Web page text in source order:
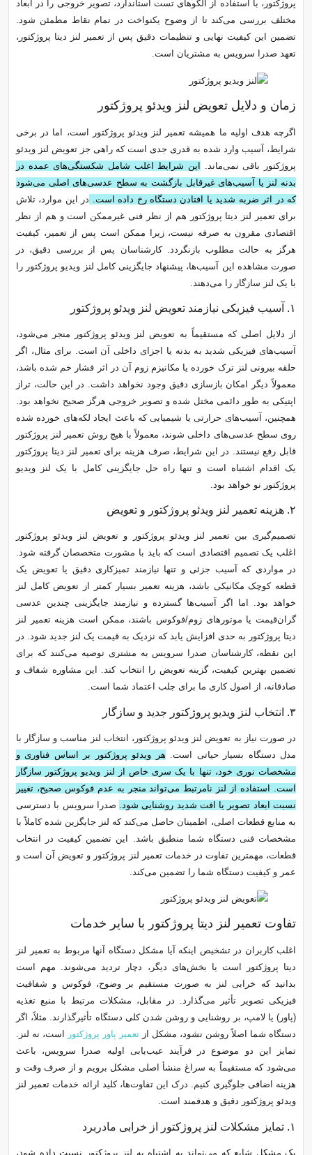
پروژکتور، با استفاده از الگوهای تست استاندارد، تصویر خروجی را در ابعاد
مختلف بررسی می‌کند تا از وضوح یکنواخت در تمام نقاط مطمئن شود.
تضمین این کیفیت نهایی و تنظیمات دقیق پس از تعمیر لنز دیتا پروژکتور،
تعهد صدرا سرویس به مشتریان است.
زمان و دلایل تعویض لنز ویدئو پروژکتور
اگرچه هدف اولیه ما همیشه تعمیر لنز ویدئو پروژکتور است، اما در برخی
شرایط، آسیب وارد شده به قدری جدی است که راهی جز تعویض لنز ویدئو
پروژکتور باقی نمی‌ماند. این شرایط اغلب شامل شکستگی‌های عمده در
بدنه لنز یا آسیب‌های غیرقابل بازگشت به سطح عدسی‌های اصلی می‌شود
که در اثر ضربه شدید یا افتادن دستگاه رخ داده است. در این موارد، تلاش
برای تعمیر لنز دیتا پروژکتور هم از نظر فنی غیرممکن است و هم از نظر
اقتصادی مقرون به صرفه نیست، زیرا ممکن است پس از تعمیر، کیفیت
هرگز به حالت مطلوب بازنگردد. کارشناسان پس از بررسی دقیق، در
صورت مشاهده این آسیب‌ها، پیشنهاد جایگزینی کامل لنز ویدیو پروژکتور را
با یک لنز سازگار را می‌دهند.
۱. آسیب‌ فیزیکی نیازمند تعویض لنز ویدئو پروژکتور
از دلایل اصلی که مستقیماً به تعویض لنز ویدئو پروژکتور منجر می‌شود،
آسیب‌های فیزیکی شدید به بدنه یا اجزای داخلی آن است. برای مثال، اگر
حلقه بیرونی لنز ترک خورده یا مکانیزم زوم آن در اثر فشار خم شده باشد،
معمولاً دیگر امکان بازسازی دقیق وجود نخواهد داشت. در این حالت، تراز
اپتیکی به طور دائمی مختل شده و تصویر خروجی هرگز صحیح نخواهد بود.
همچنین، آسیب‌های حرارتی یا شیمیایی که باعث ایجاد لکه‌های خورده شده
روی سطح عدسی‌های داخلی شوند، معمولاً با هیچ روش تعمیر لنز پروژکتور
قابل رفع نیستند. در این شرایط، صرف هزینه برای تعمیر لنز دیتا پروژکتور
یک اقدام اشتباه است و تنها راه حل جایگزینی کامل با یک لنز ویدیو
پروژکتور نو خواهد بود.
۲. هزینه تعمیر لنز ویدئو پروژکتور و تعویض
تصمیم‌گیری بین تعمیر لنز ویدئو پروژکتور و تعویض لنز ویدئو پروژکتور
اغلب یک تصمیم اقتصادی است که باید با مشورت متخصصان گرفته شود.
در مواردی که آسیب جزئی و تنها نیازمند تمیزکاری دقیق یا تعویض یک
قطعه کوچک مکانیکی باشد، هزینه تعمیر بسیار کمتر از تعویض کامل لنز
خواهد بود. اما اگر آسیب‌ها گسترده و نیازمند جایگزینی چندین عدسی
گران‌قیمت یا موتورهای زوم/فوکوس باشند، ممکن است هزینه تعمیر لنز
دیتا پروژکتور به حدی افزایش یابد که نزدیک به قیمت یک لنز جدید شود. در
این نقطه، کارشناسان صدرا سرویس به مشتری توصیه می‌کنند که برای
تضمین بهترین کیفیت، گزینه تعویض را انتخاب کند. این مشاوره شفاف و
صادقانه، از اصول کاری ما برای جلب اعتماد شما است.
۳. انتخاب لنز ویدیو پروژکتور جدید و سازگار
در صورت نیاز به تعویض لنز ویدئو پروژکتور، انتخاب لنز مناسب و سازگار با
مدل دستگاه بسیار حیاتی است. هر ویدئو پروژکتور بر اساس فناوری و
مشخصات نوری خود، تنها با یک سری خاص از لنز ویدیو پروژکتور سازگار
است. استفاده از لنز نامرتبط می‌تواند منجر به عدم فوکوس صحیح، تغییر
نسبت ابعاد تصویر یا افت شدید روشنایی شود.
صدرا سرویس با دسترسی
به منابع قطعات اصلی، اطمینان حاصل می‌کند که لنز جایگزین شده کاملاً با
مشخصات فنی دستگاه شما منطبق باشد. این تضمین کیفیت در انتخاب
قطعات، مهمترین تفاوت در خدمات تعمیر لنز پروژکتور و تعویض آن است و
عمر و کیفیت دستگاه شما را تضمین می‌کند.
تفاوت تعمیر لنز دیتا پروژکتور با سایر خدمات
اغلب کاربران در تشخیص اینکه آیا مشکل دستگاه آنها مربوط به تعمیر لنز
دیتا پروژکتور است یا بخش‌های دیگر، دچار تردید می‌شوند. مهم است
بدانید که خرابی لنز به صورت مستقیم بر وضوح، فوکوس و شفافیت
فیزیکی تصویر تأثیر می‌گذارد. در مقابل، مشکلات مرتبط با منبع تغذیه
(پاور) یا لامپ، بر روشنایی و روشن شدن کلی دستگاه تأثیرگذارند. مثلاً، اگر
دستگاه شما اصلاً روشن نشود، مشکل از تعمیر پاور پروژکتور
است، نه لنز.
تمایز این دو موضوع در فرآیند عیب‌یابی اولیه صدرا سرویس، باعث
می‌شود که مستقیماً به سراغ منشأ اصلی مشکل برویم و از صرف وقت و
هزینه اضافی جلوگیری کنیم. درک این تفاوت‌ها، کلید ارائه خدمات تعمیر لنز
ویدئو پروژکتور دقیق و هدفمند است.
۱. تمایز مشکلات لنز پروژکتور از خرابی‌ مادربرد
یک مشکل شایع که می‌تواند به اشتباه به لنز پروژکتور نسبت داده شود،